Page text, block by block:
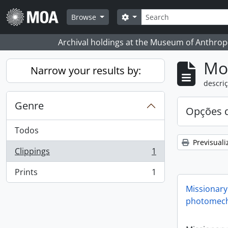
Skip to main content
Browse
Pesquisar
Search options
Archival holdings at the Museum of
Narrow your results by:
Genre
Todos
Clippings
, 1 resultados
1
Prints
, 1 resultados 1
Opções